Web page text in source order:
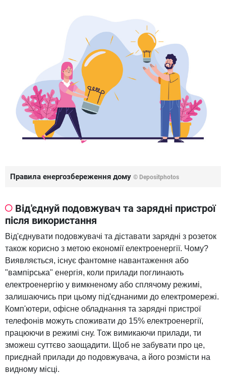
Правила енергозбереження дому © Depositphotos
Від'єднуй подовжувач та зарядні пристрої
після використання
Від'єднувати подовжувачі та діставати зарядні з розеток
також корисно з метою економії електроенергії. Чому?
Виявляється, існує фантомне навантаження або
"вампірська" енергія, коли прилади поглинають
електроенергію у вимкненому або сплячому режимі,
залишаючись при цьому під'єднаними до електромережі.
Комп'ютери, офісне обладнання та зарядні пристрої
телефонів можуть споживати до 15% електроенергії,
працюючи в режимі сну. Тож вимикаючи прилади, ти
зможеш суттєво заощадити. Щоб не забувати про це,
приєднай прилади до подовжувача, а його розмісти на
видному місці.